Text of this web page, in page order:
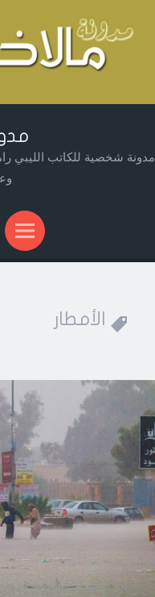
مدونة شخصية للكاتب الليبي
Menu
Widgets
Search
الأمطار